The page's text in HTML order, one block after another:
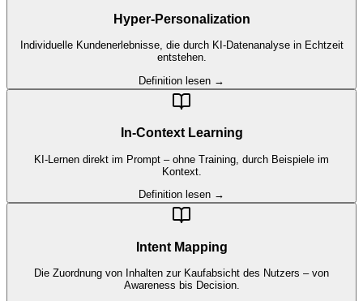
Hyper-Personalization
Individuelle Kundenerlebnisse, die durch KI-Datenanalyse in Echtzeit
entstehen.
Definition lesen →
In-Context Learning
KI-Lernen direkt im Prompt – ohne Training, durch Beispiele im
Kontext.
Definition lesen →
Intent Mapping
Die Zuordnung von Inhalten zur Kaufabsicht des Nutzers – von
Awareness bis Decision.